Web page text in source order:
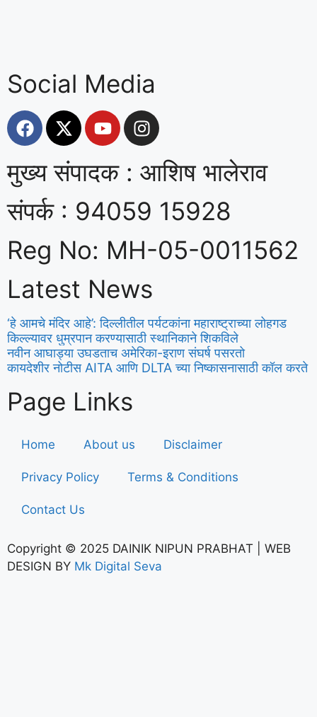
Social Media
मुख्य संपादक : आशिष भालेराव
संपर्क : 94059 15928
Reg No: MH-05-0011562
Latest News
‘हे आमचे मंदिर आहे’: दिल्लीतील पर्यटकांना महाराष्ट्राच्या लोहगड
किल्ल्यावर धुम्रपान करण्यासाठी स्थानिकाने शिकविले
नवीन आघाड्या उघडताच अमेरिका-इराण संघर्ष पसरतो
कायदेशीर नोटीस AITA आणि DLTA च्या निष्कासनासाठी कॉल करते
Page Links
Home About us Disclaimer
Privacy Policy Terms & Conditions
Contact Us
Copyright © 2025 DAINIK NIPUN PRABHAT | WEB
DESIGN BY Mk Digital Seva